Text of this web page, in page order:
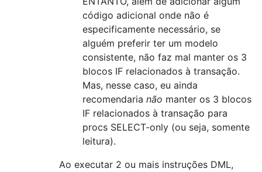
código adicional onde não é
especificamente necessário, se
alguém preferir ter um modelo
consistente, não faz mal manter os 3
blocos IF relacionados à transação.
Mas, nesse caso, eu ainda
recomendaria não manter os 3 blocos
IF relacionados à transação para
procs SELECT-only (ou seja, somente
leitura).
Ao executar 2 ou mais instruções DML,